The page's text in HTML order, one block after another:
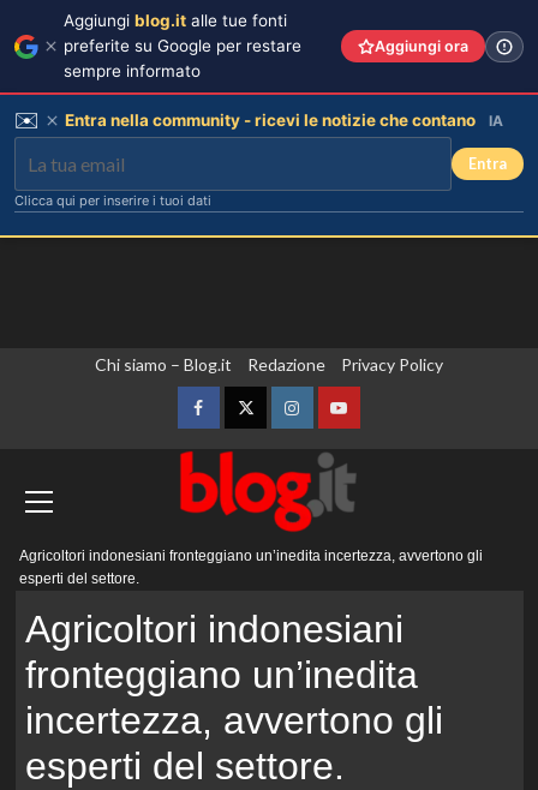
Chi siamo – Blog.it Redazione Privacy Policy
FacebookTwitterInstagramYouTube
principale
Agricoltori indonesiani fronteggiano un’inedita incertezza, avvertono gli
esperti del settore.
Agricoltori indonesiani
fronteggiano un’inedita
incertezza, avvertono gli
esperti del settore.
Aggiungi blog.it alle tue fonti
preferite su Google per restare
sempre informato
Aggiungi ora
✉️ Entra nella community - ricevi le notizie che contano IA
Entra
Clicca qui per inserire i tuoi dati